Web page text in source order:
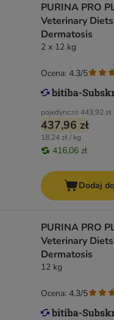
PURINA PRO
Veterinary
Dermatosis
2 x 12 kg
pojedynczo 443,92 zł
437,96 zł
18,24 zł / kg
416,06 zł
Ocena: 4.3/5
Dodaj
PURINA PRO
Veterinary
Dermatosis
12 kg
Ocena: 4.3/5